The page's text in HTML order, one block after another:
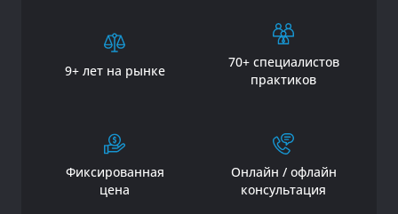
9+ лет на рынке
70+ специалистов
практиков
Фиксированная
цена
Онлайн / офлайн
консультация